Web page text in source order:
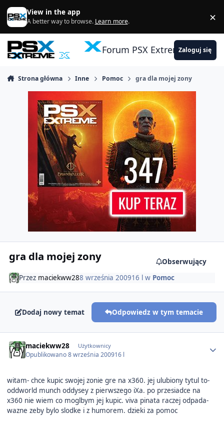
Skocz do zawartości
View in the app
A better way to browse. Learn more. ×
Forum PSX ExtremeZaloguj się
Strona główna Inne Pomoc gra dla mojej zony
gra dla mojej zony
Obserwujący
Przez maciekww288 września 200916 l w Pomoc
Dodaj nowy temat Odpowiedz w tym temacie
maciekww28 Użytkownicy
Opublikowano8 września 200916 l
witam- chce kupic swojej zonie gre na x360. jej ulubiony tytul to-
oddworld munch oddysey z pierwszego iXa. po przesiadce na
x360 nie wiem co moglbym jej kupic. viva pinata raczej odpada-
wazne zeby bylo slodke i z humorem. dzieki za pomoc